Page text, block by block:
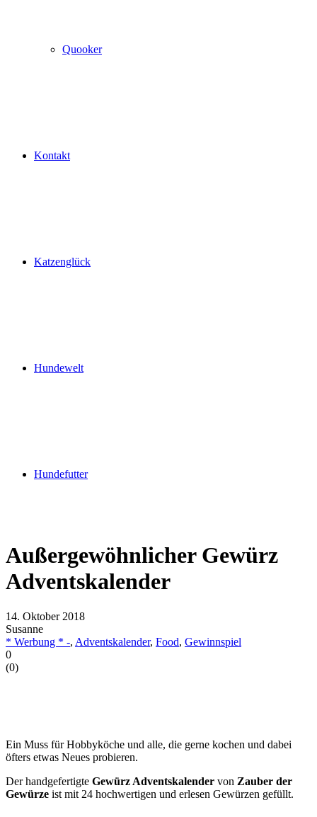
Quooker
Kontakt
Katzenglück
Hundewelt
Hundefutter
Außergewöhnlicher Gewürz
Adventskalender
14. Oktober 2018
Susanne
* Werbung * -, Adventskalender, Food, Gewinnspiel
0
(0)
Ein Muss für Hobbyköche und alle, die gerne kochen und dabei
öfters etwas Neues probieren.
Der handgefertigte Gewürz Adventskalender von Zauber der
Gewürze ist mit 24 hochwertigen und erlesen Gewürzen gefüllt.